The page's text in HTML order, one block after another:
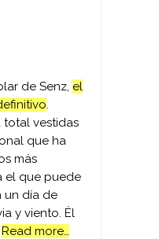
de Senz, el
.
total vestidas
que ha
más
el que puede
un día de
y viento. Él
Read more…